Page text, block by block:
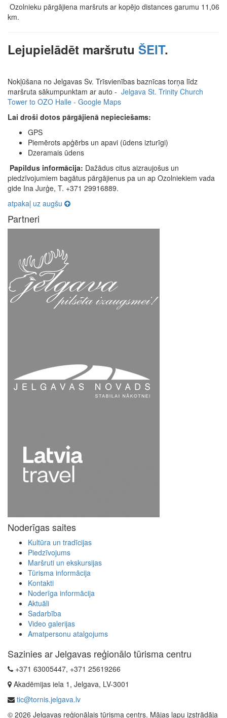
Ozolnieku pārgājiena maršruts ar kopējo distances garumu 11,06
km.
Lejupielādēt maršrutu ŠEIT.
Nokļūšana no Jelgavas Sv. Trīsvienības baznīcas torņa līdz
maršruta sākumpunktam ar auto - Jelgava St. Trinity Church
Tower to OZO Halle - Google Maps
Lai droši dotos pārgājienā nepieciešams:
GPS
Piemērots apģērbs un apavi (ūdens izturīgi)
Dzeramais ūdens
Papildus informācija: Dažādus citus aizraujošus un
piedzīvojumiem bagātus pārgājienus pa un ap Ozolniekiem vada
gide Ina Jurģe, T. +371 29916889.
atpakaļ uz augšu
Partneri
Noderīgas saites
Kultūra un tradīcijas
Piedzīvojums
Maršruti un ekskursijas
Tūrisma informācija
Kontakti
Noderīga informācija
Aktuāli
Sadarbība
Video galerijas
Amatpersonu atalgojums
Sazinies ar Jelgavas reģionālo tūrisma centru
+371 63005447, +371 25619266
Akadēmijas iela 1, Jelgava, LV-3001
tic@tornis.jelgava.lv
© 2026 Jelgavas reģionālais tūrisma centrs. Mājas lapu izstrādāja